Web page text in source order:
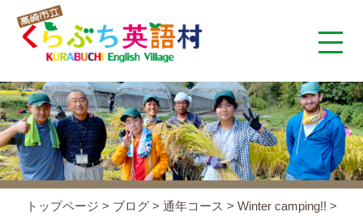
くらぶち英語村とは
コンセプト
トップページ > ブログ > 通年コース > Winter camping!! >